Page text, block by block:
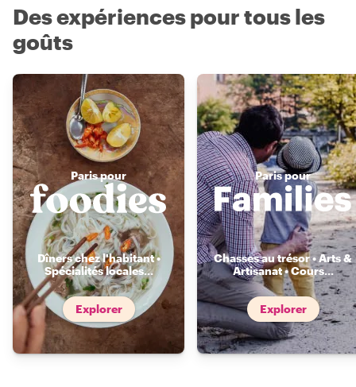
Des expériences pour tous les
goûts
Paris pour
Dîners chez l'habitant •
Spécialités locales...
Explorer
Paris pour
Chasses au trésor • Arts &
Artisanat • Cours...
Explorer